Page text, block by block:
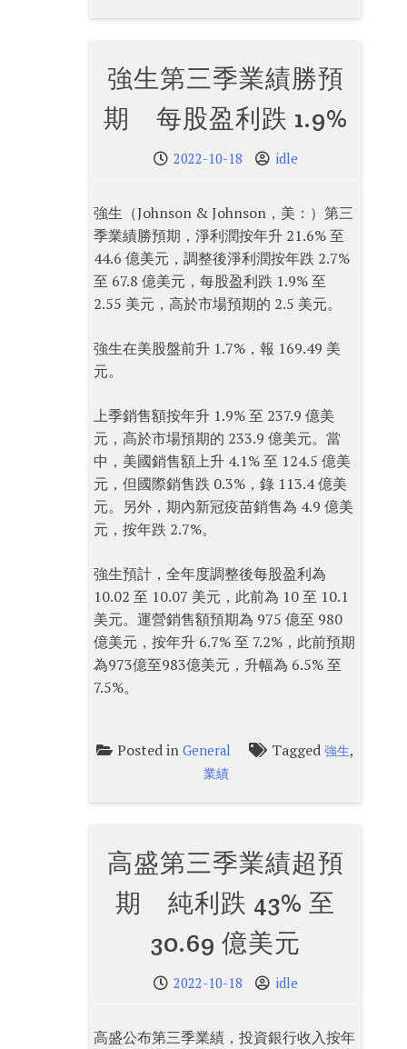
強生第三季業績勝預
期 每股盈利跌 1.9%
2022-10-18 idle
強生（Johnson & Johnson，美：）第三
季業績勝預期，淨利潤按年升 21.6% 至
44.6 億美元，調整後淨利潤按年跌 2.7%
至 67.8 億美元，每股盈利跌 1.9% 至
2.55 美元，高於市場預期的 2.5 美元。
強生在美股盤前升 1.7%，報 169.49 美
元。
上季銷售額按年升 1.9% 至 237.9 億美
元，高於市場預期的 233.9 億美元。當
中，美國銷售額上升 4.1% 至 124.5 億美
元，但國際銷售跌 0.3%，錄 113.4 億美
元。另外，期內新冠疫苗銷售為 4.9 億美
元，按年跌 2.7%。
強生預計，全年度調整後每股盈利為
10.02 至 10.07 美元，此前為 10 至 10.1
美元。運營銷售額預期為 975 億至 980
億美元，按年升 6.7% 至 7.2%，此前預期
為973億至983億美元，升幅為 6.5% 至
7.5%。
Posted inGeneral Tagged強生,
業績
高盛第三季業績超預
期 純利跌 43% 至
30.69 億美元
2022-10-18 idle
高盛公布第三季業績，投資銀行收入按年